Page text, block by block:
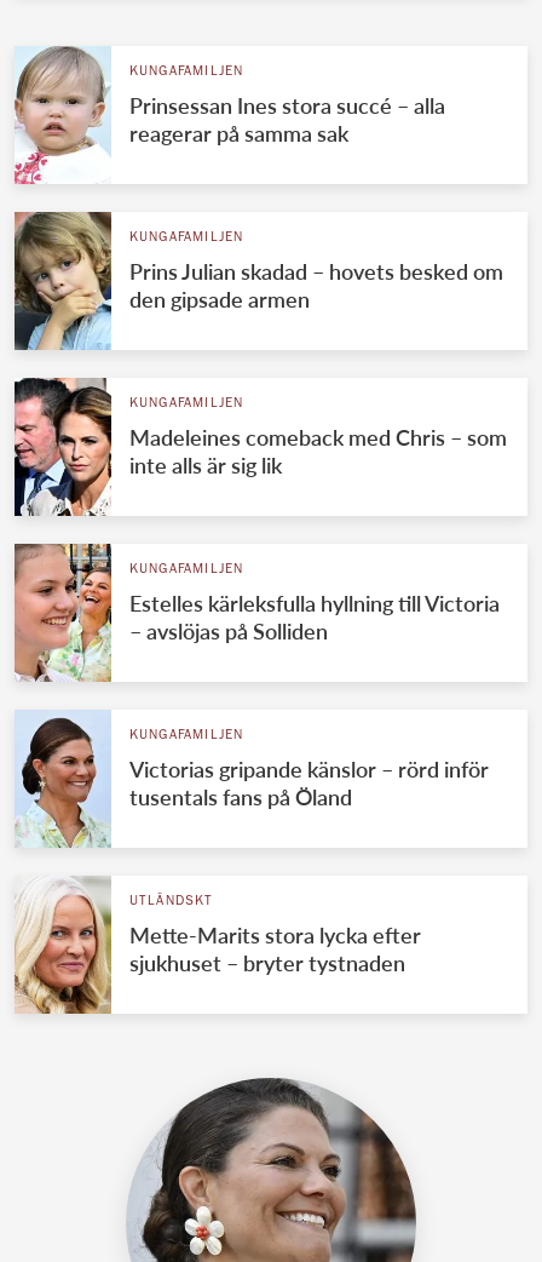
KUNGAFAMILJEN
Prinsessan Ines stora succé – alla
reagerar på samma sak
KUNGAFAMILJEN
Prins Julian skadad – hovets besked om
den gipsade armen
KUNGAFAMILJEN
Madeleines comeback med Chris – som
inte alls är sig lik
KUNGAFAMILJEN
Estelles kärleksfulla hyllning till Victoria
– avslöjas på Solliden
KUNGAFAMILJEN
Victorias gripande känslor – rörd inför
tusentals fans på Öland
UTLÄNDSKT
Mette-Marits stora lycka efter
sjukhuset – bryter tystnaden